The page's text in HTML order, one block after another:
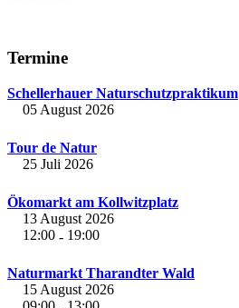
Termine
Schellerhauer Naturschutzpraktikum
05 August 2026
Tour de Natur
25 Juli 2026
Ökomarkt am Kollwitzplatz
13 August 2026
12:00 - 19:00
Naturmarkt Tharandter Wald
15 August 2026